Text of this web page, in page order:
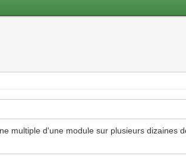
multiple d'une module sur plusieurs dizaines